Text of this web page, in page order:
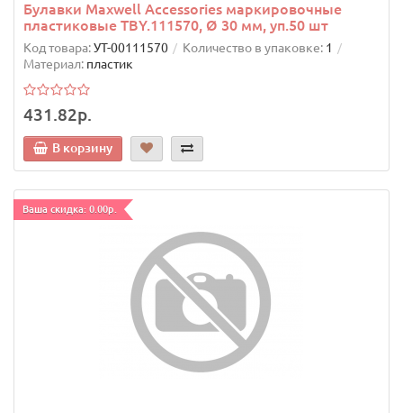
Булавки Maxwell Accessories маркировочные
пластиковые TBY.111570, Ø 30 мм, уп.50 шт
Код товара:УТ-00111570 Количество в упаковке: 1
Материал: пластик
431.82р.
В корзину
Ваша скидка: 0.00р.